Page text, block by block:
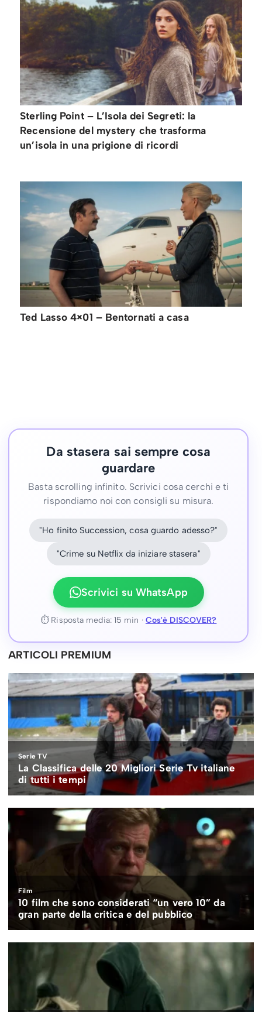
Sterling Point – L’Isola dei Segreti: la
Recensione del mystery che trasforma
un’isola in una prigione di ricordi
Ted Lasso 4×01 – Bentornati a casa
Da stasera sai sempre cosa
guardare
Basta scrolling infinito. Scrivici cosa cerchi e ti
rispondiamo noi con consigli su misura.
"Ho finito Succession, cosa guardo adesso?"
"Crime su Netflix da iniziare stasera"
Scrivici su WhatsApp
⏱ Risposta media: 15 min · Cos'è DISCOVER?
ARTICOLI PREMIUM